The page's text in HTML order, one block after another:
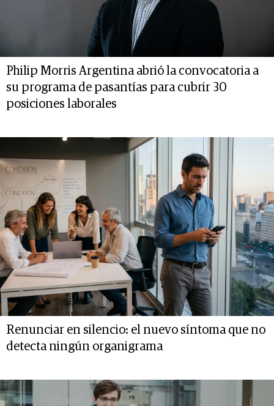
Philip Morris Argentina abrió la convocatoria a
su programa de pasantías para cubrir 30
posiciones laborales
Renunciar en silencio: el nuevo síntoma que no
detecta ningún organigrama